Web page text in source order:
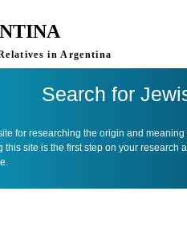
in Argentina
Search for
for researching the origin and
this site is the first step on your research